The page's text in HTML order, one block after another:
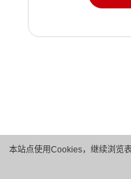
本站点使用Cookies，继续浏览
版权所有 © 华为技术有限公司